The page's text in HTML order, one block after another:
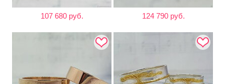
107 680 руб. 124 790 руб.